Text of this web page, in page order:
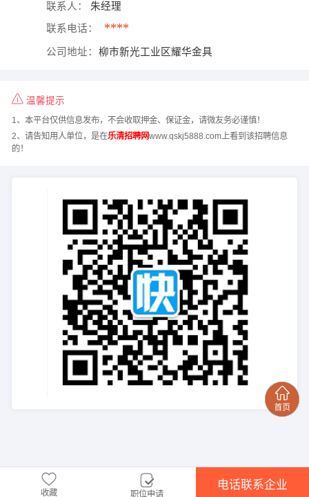
联系人： 朱经理
联系电话： ****
公司地址： 柳市新光工业区耀华金具
温馨提示
1、本平台仅供信息发布，不会收取押金、保证金，请微友务必谨慎！
2、请告知用人单位，是在乐清招聘网www.qskj5888.com上看到该招聘信息
的！
收藏 职位申请
电话联系企业